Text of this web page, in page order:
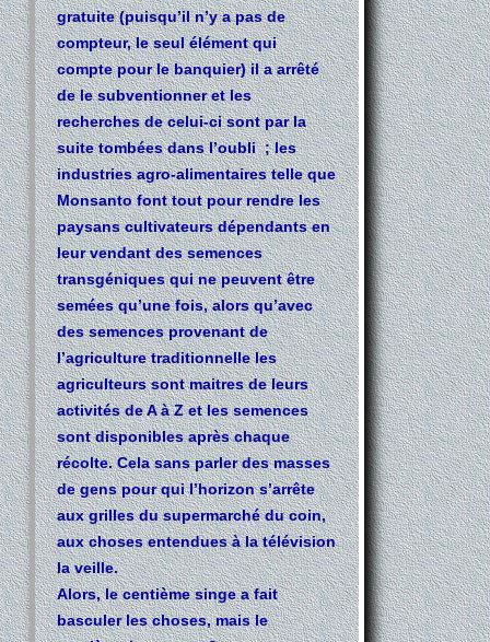
gratuite (puisqu’il n’y a pas de
compteur, le seul élément qui
compte pour le banquier) il a arrêté
de le subventionner et les
recherches de celui-ci sont par la
suite tombées dans l’oubli ; les
industries agro-alimentaires telle que
Monsanto font tout pour rendre les
paysans cultivateurs dépendants en
leur vendant des semences
transgéniques qui ne peuvent être
semées qu’une fois, alors qu’avec
des semences provenant de
l’agriculture traditionnelle les
agriculteurs sont maitres de leurs
activités de A à Z et les semences
sont disponibles après chaque
récolte. Cela sans parler des masses
de gens pour qui l’horizon s’arrête
aux grilles du supermarché du coin,
aux choses entendues à la télévision
la veille.
Alors, le centième singe a fait
basculer les choses, mais le